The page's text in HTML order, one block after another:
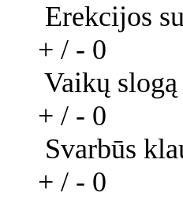
Erekcijos
+ / - 0
Vaikų
+ / - 0
Svarbūs
+ / - 0